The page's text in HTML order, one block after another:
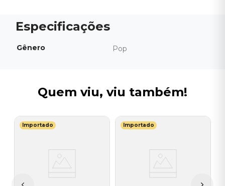
Gênero Pop
Quem viu, viu também!
Importado Importado